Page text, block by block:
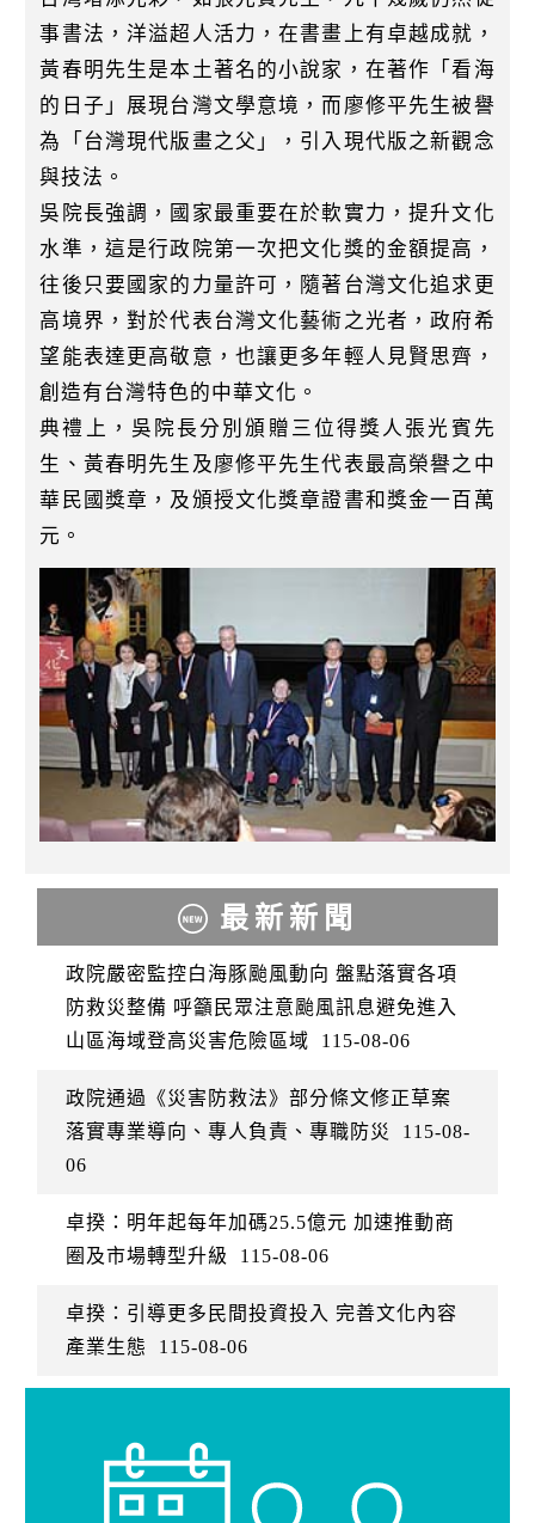
事書法，洋溢超人活力，在書畫上有卓越成就，
黃春明先生是本土著名的小說家，在著作「看海
的日子」展現台灣文學意境，而廖修平先生被譽
為「台灣現代版畫之父」，引入現代版之新觀念
與技法。
吳院長強調，國家最重要在於軟實力，提升文化
水準，這是行政院第一次把文化獎的金額提高，
往後只要國家的力量許可，隨著台灣文化追求更
高境界，對於代表台灣文化藝術之光者，政府希
望能表達更高敬意，也讓更多年輕人見賢思齊，
創造有台灣特色的中華文化。
典禮上，吳院長分別頒贈三位得獎人張光賓先
生、黃春明先生及廖修平先生代表最高榮譽之中
華民國獎章，及頒授文化獎章證書和獎金一百萬
元。
最新新聞
政院嚴密監控白海豚颱風動向 盤點落實各項
防救災整備 呼籲民眾注意颱風訊息避免進入
山區海域登高災害危險區域
115-08-06
政院通過《災害防救法》部分條文修正草案
落實專業導向、專人負責、專職防災
115-08-
06
卓揆：明年起每年加碼25.5億元 加速推動商
圈及市場轉型升級
115-08-06
卓揆：引導更多民間投資投入 完善文化內容
產業生態
115-08-06